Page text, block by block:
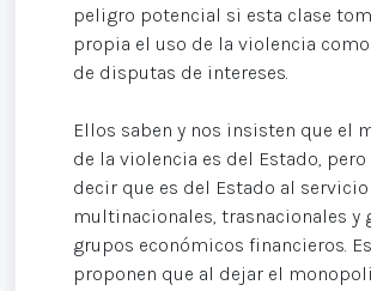
peligro potencial si esta clase
propia el uso de la violencia
de disputas de intereses.
Ellos saben y nos insisten que el
de la violencia es del Estado,
decir que es del Estado al
multinacionales, trasnacionales y
grupos económicos financieros.
proponen que al dejar el